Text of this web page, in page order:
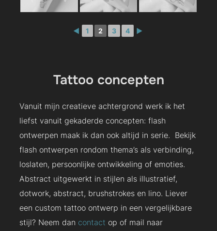
◄ 1 2 3 4 ►
Tattoo concepten
Vanuit mijn creatieve achtergrond werk ik het
liefst vanuit gekaderde concepten: flash
ontwerpen maak ik dan ook altijd in serie. Bekijk
flash ontwerpen rondom thema’s als verbinding,
loslaten, persoonlijke ontwikkeling of emoties.
Abstract uitgewerkt in stijlen als illustratief,
dotwork, abstract, brushstrokes en lino. Liever
een custom tattoo ontwerp in een vergelijkbare
stijl? Neem dan contact op of mail naar